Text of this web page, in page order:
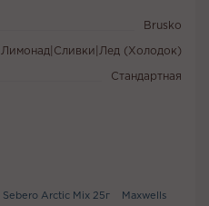
Brusko
Лимонад|Сливки|Лед (Холодок)
Стандартная
Sebero Arctic Mix 25г
Maxwells